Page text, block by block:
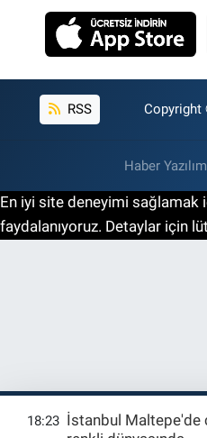
RSS Copyright
Haber
En iyi site deneyimi sağlamak
faydalanıyoruz. Detaylar için
18:23 İstanbul Maltepe'de